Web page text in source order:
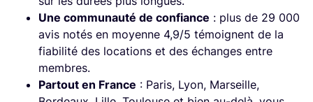
Une communauté de confiance : plus de 29 000
avis notés en moyenne 4,9/5 témoignent de la
fiabilité des locations et des échanges entre
membres.
Partout en France : Paris, Lyon, Marseille,